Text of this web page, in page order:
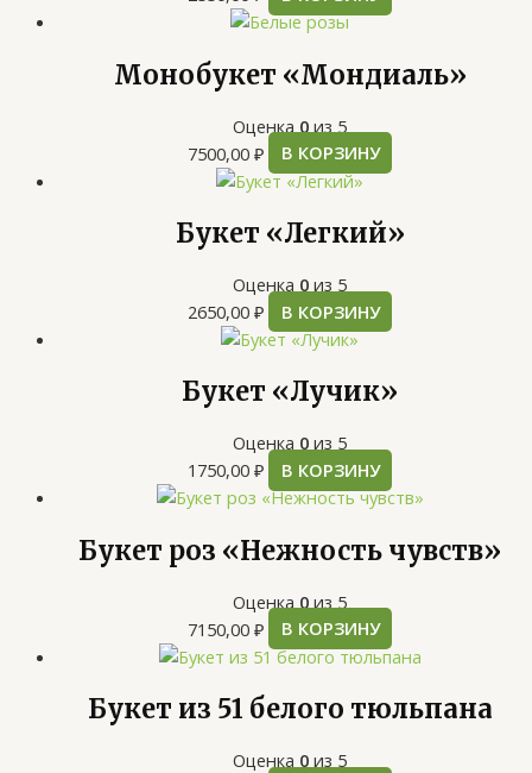
Монобукет «Мондиаль»
Оценка 0 из 5
7500,00 ₽ В КОРЗИНУ
Букет «Легкий»
Оценка 0 из 5
2650,00 ₽ В КОРЗИНУ
Букет «Лучик»
Оценка 0 из 5
1750,00 ₽ В КОРЗИНУ
Букет роз «Нежность чувств»
Оценка 0 из 5
7150,00 ₽ В КОРЗИНУ
Букет из 51 белого тюльпана
Оценка 0 из 5